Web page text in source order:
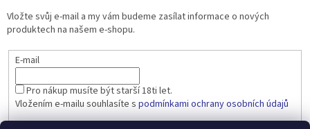
Vložte svůj e-mail a my vám budeme zasílat informace o nových
produktech na našem e-shopu.
E-mail
Pro nákup musíte být starší 18ti let.
Vložením e-mailu souhlasíte s podmínkami ochrany osobních údajů